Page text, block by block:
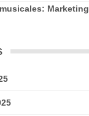
Marketing